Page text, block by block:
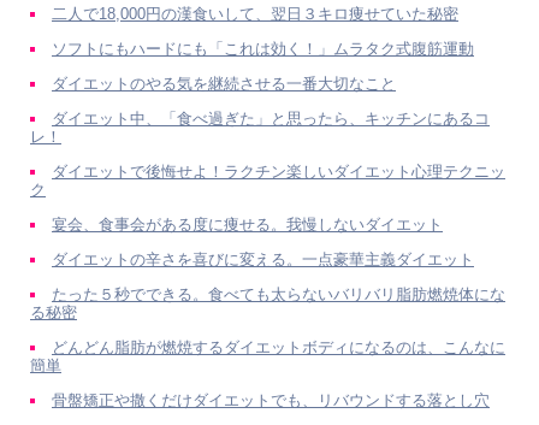
二人で18,000円の漢食いして、翌日３キロ痩せていた秘密
ソフトにもハードにも「これは効く！」ムラタク式腹筋運動
ダイエットのやる気を継続させる一番大切なこと
ダイエット中、「食べ過ぎた」と思ったら、キッチンにあるコ
レ！
ダイエットで後悔せよ！ラクチン楽しいダイエット心理テクニッ
ク
宴会、食事会がある度に痩せる。我慢しないダイエット
ダイエットの辛さを喜びに変える。一点豪華主義ダイエット
たった５秒でできる。食べても太らないバリバリ脂肪燃焼体にな
る秘密
どんどん脂肪が燃焼するダイエットボディになるのは、こんなに
簡単
骨盤矯正や撒くだけダイエットでも、リバウンドする落とし穴